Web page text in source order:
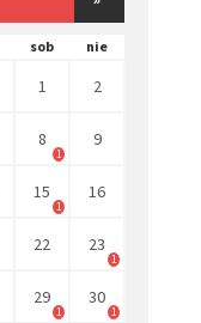
sob nie
1 2
8
1
9
15
1
16
22 23
1
29
1
30
1